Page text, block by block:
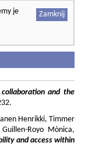
Zamknij
je
and the
Henrikki, Timmer
Royo Mònica,
and access within